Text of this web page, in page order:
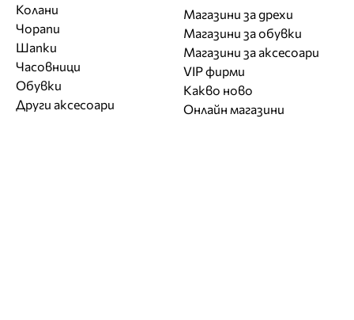
Колани
Чорапи
Шапки
Часовници
Обувки
Други аксесоари
Магазини за дрехи
Магазини за обувки
Магазини за aксесоари
VIP фирми
Какво ново
Онлайн магазини